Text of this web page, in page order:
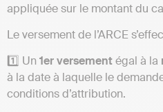
appliquée sur le montant du
Le versement de l’ARCE
1️⃣ Un 1er versementégal à la
à la date à laquelle le
conditions d’attribution.